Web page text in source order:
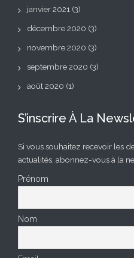
janvier 2021 (3)
décembre 2020 (3)
novembre 2020 (3)
septembre 2020 (3)
août 2020 (1)
S’inscrire À La
Si vous souhaitez recevoir les
actualités, abonnez-vous à la
Prénom
Nom